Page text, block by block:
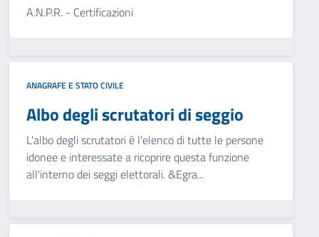
A.N.P.R. - Certificazioni
ANAGRAFE E STATO CIVILE
Albo degli scrutatori di seggio
L'albo degli scrutatori è l'elenco di tutte le persone
idonee e interessate a ricoprire questa funzione
all'interno dei seggi elettorali. &Egra...